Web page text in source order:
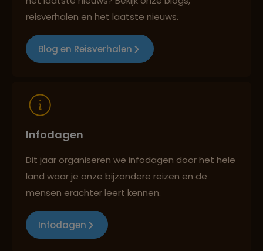
Reizen met oog voor mens, cultuur en milieu
reisverhalen en het laatste nieuws.
Blog en Reisverhalen
Infodagen
Dit jaar organiseren we infodagen door het hele
land waar je onze bijzondere reizen en de
mensen erachter leert kennen.
Infodagen